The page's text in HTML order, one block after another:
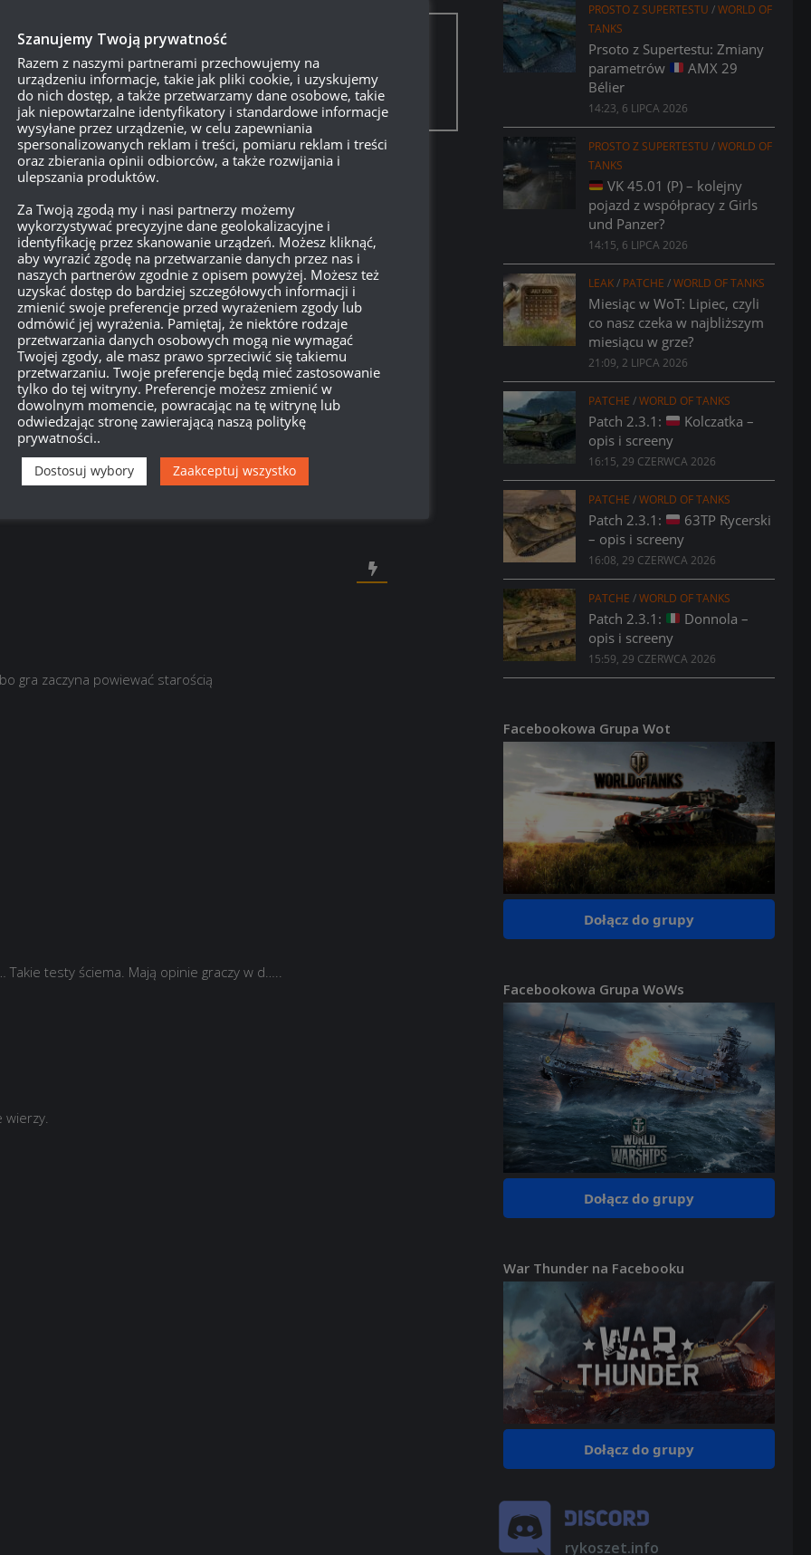
in the game client.
were not played after the Bootcamp
pasjonatem i wiem, że większość graczy w WoT to pasjonaci.
Trudniejsza, ale mniej irytująca – a przez to bardziej
[+]
gra zaczyna powiewać starością
testy ściema. Mają opinie graczy w d…..
PROSTO Z SUPERTESTU /WORLD OF
TANKS
Prsoto z Supertestu: Zmiany
parametrów
AMX 29
Bélier
14:23, 6 LIPCA 2026
PROSTO Z SUPERTESTU /WORLD OF
TANKS
VK 45.01 (P) – kolejny
pojazd z współpracy z Girls
und Panzer?
14:15, 6 LIPCA 2026
LEAK/ PATCHE /WORLD OF TANKS
Miesiąc w WoT: Lipiec, czyli
co nasz czeka w najbliższym
miesiącu w grze?
21:09, 2 LIPCA 2026
PATCHE /WORLD OF TANKS
Patch 2.3.1:
Kolczatka –
opis i screeny
16:15, 29 CZERWCA 2026
PATCHE /WORLD OF TANKS
Patch 2.3.1:
63TP Rycerski
– opis i screeny
16:08, 29 CZERWCA 2026
PATCHE /WORLD OF TANKS
Patch 2.3.1:
Donnola –
opis i screeny
15:59, 29 CZERWCA 2026
Facebookowa Grupa Wot
Dołącz do grupy
Facebookowa Grupa WoWs
Dołącz do grupy
War Thunder na Facebooku
Dołącz do grupy
rykoszet.info
Szanujemy Twoją prywatność
Razem z naszymi partnerami przechowujemy na
urządzeniu informacje, takie jak pliki cookie, i uzyskujemy
do nich dostęp, a także przetwarzamy dane osobowe, takie
jak niepowtarzalne identyfikatory i standardowe informacje
wysyłane przez urządzenie, w celu zapewniania
spersonalizowanych reklam i treści, pomiaru reklam i treści
oraz zbierania opinii odbiorców, a także rozwijania i
ulepszania produktów.
Za Twoją zgodą my i nasi partnerzy możemy
wykorzystywać precyzyjne dane geolokalizacyjne i
identyfikację przez skanowanie urządzeń. Możesz kliknąć,
aby wyrazić zgodę na przetwarzanie danych przez nas i
naszych partnerów zgodnie z opisem powyżej. Możesz też
uzyskać dostęp do bardziej szczegółowych informacji i
zmienić swoje preferencje przed wyrażeniem zgody lub
odmówić jej wyrażenia. Pamiętaj, że niektóre rodzaje
przetwarzania danych osobowych mogą nie wymagać
Twojej zgody, ale masz prawo sprzeciwić się takiemu
przetwarzaniu. Twoje preferencje będą mieć zastosowanie
tylko do tej witryny. Preferencje możesz zmienić w
dowolnym momencie, powracając na tę witrynę lub
odwiedzając stronę zawierającą naszą politykę
prywatności..
Dostosuj wybory Zaakceptuj wszystko